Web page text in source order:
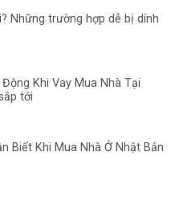
Những trường hợp dễ bị dính
Khi Vay Mua Nhà Tại
tới
Biết Khi Mua Nhà Ở Nhật Bản